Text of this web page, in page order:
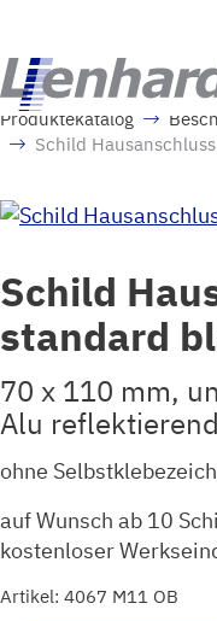
Produktekatalog
Schild
Schild
standard
70 x 110 mm,
Alu reflektierend
ohne
auf Wunsch ab 10
kostenloser
Artikel: 4067 M11 OB